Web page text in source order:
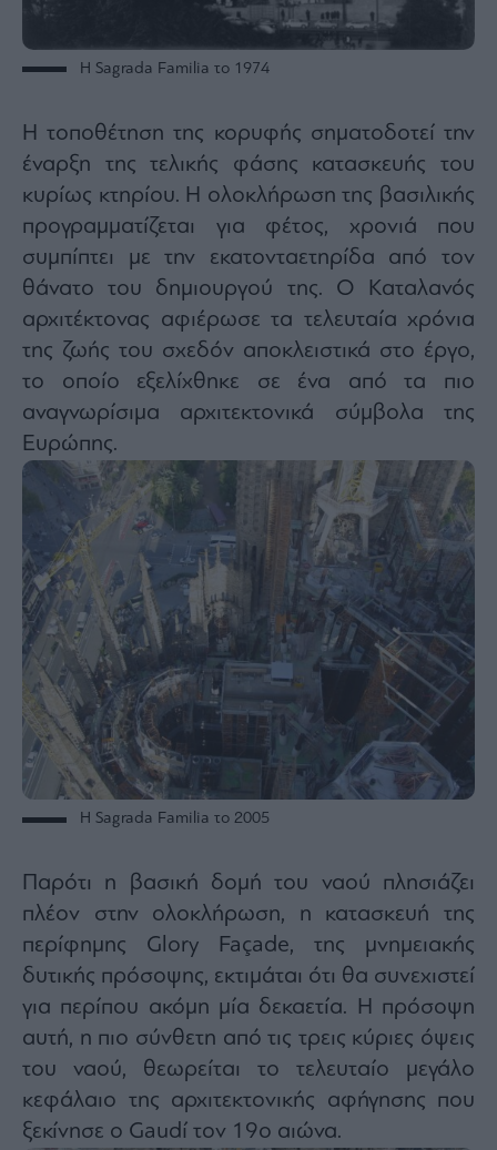
Η Sagrada Familia το 1974
Η τοποθέτηση της κορυφής σηματοδοτεί την
έναρξη της τελικής φάσης κατασκευής του
κυρίως κτηρίου. Η ολοκλήρωση της βασιλικής
προγραμματίζεται για φέτος, χρονιά που
συμπίπτει με την εκατονταετηρίδα από τον
θάνατο του δημιουργού της. Ο Καταλανός
αρχιτέκτονας αφιέρωσε τα τελευταία χρόνια
της ζωής του σχεδόν αποκλειστικά στο έργο,
το οποίο εξελίχθηκε σε ένα από τα πιο
αναγνωρίσιμα αρχιτεκτονικά σύμβολα της
Ευρώπης.
Η Sagrada Familia το 2005
Παρότι η βασική δομή του ναού πλησιάζει
πλέον στην ολοκλήρωση, η κατασκευή της
περίφημης Glory Façade, της μνημειακής
δυτικής πρόσοψης, εκτιμάται ότι θα συνεχιστεί
για περίπου ακόμη μία δεκαετία. Η πρόσοψη
αυτή, η πιο σύνθετη από τις τρεις κύριες όψεις
του ναού, θεωρείται το τελευταίο μεγάλο
κεφάλαιο της αρχιτεκτονικής αφήγησης που
ξεκίνησε ο Gaudí τον 19ο αιώνα.